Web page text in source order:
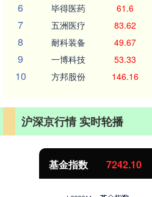
6 毕得医药 61.6
7 五洲医疗 83.62
8 耐科装备 49.67
9 一博科技 53.33
10 方邦股份 146.16
沪深京行情 实时轮播
基金指数 7242.10